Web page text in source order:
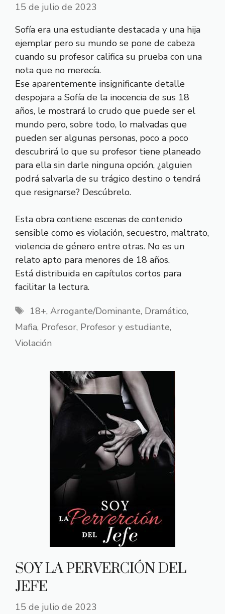
15 de julio de 2023
Sofía era una estudiante destacada y una hija
ejemplar pero su mundo se pone de cabeza
cuando su profesor califica su prueba con una
nota que no merecía.
Ese aparentemente insignificante detalle
despojara a Sofía de la inocencia de sus 18
años, le mostrará lo crudo que puede ser el
mundo pero, sobre todo, lo malvadas que
pueden ser algunas personas, poco a poco
descubrirá lo que su profesor tiene planeado
para ella sin darle ninguna opción, ¿alguien
podrá salvarla de su trágico destino o tendrá
que resignarse? Descúbrelo.
Esta obra contiene escenas de contenido
sensible como es violación, secuestro, maltrato,
violencia de género entre otras. No es un
relato apto para menores de 18 años.
Está distribuida en capítulos cortos para
facilitar la lectura.
Etiquetas
18+, Arrogante/Dominante, Dramático,
Mafia, Profesor, Profesor y estudiante,
Violación
SOY LA PERVERCIÓN DEL
JEFE
15 de julio de 2023